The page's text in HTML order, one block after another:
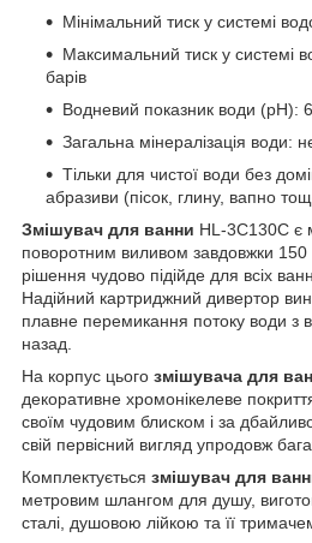
Мінімальний тиск у системі
Максимальний тиск у системі
барів
Водневий показник води (pH):
Загальна мінералізація води:
Тільки для чистої води без
абразиви (пісок, глину, вапно
Змішувач для ванни HL-3C130C є
поворотним виливом завдовжки 150
рішення чудово підійде для всіх
Надійний картриджний дивертор
плавне перемикання потоку води з
назад.
На корпус цього змішувача для
декоративне хромонікелеве
своїм чудовим блиском і за
свій первісний вигляд упродовж
Комплектується змішувач для
метровим шлангом для душу,
сталі, душовою лійкою та її